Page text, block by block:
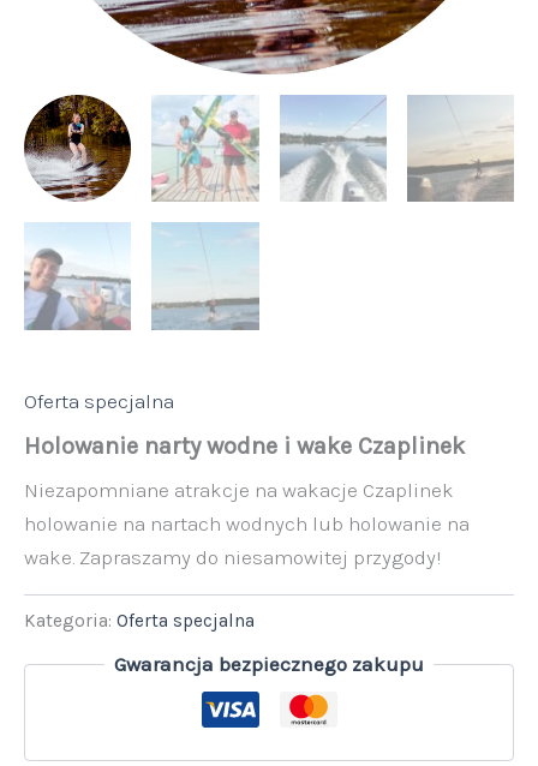
Oferta specjalna
Holowanie narty wodne i wake Czaplinek
Niezapomniane atrakcje na wakacje Czaplinek
holowanie na nartach wodnych lub holowanie na
wake. Zapraszamy do niesamowitej przygody!
Kategoria: Oferta specjalna
Gwarancja bezpiecznego zakupu